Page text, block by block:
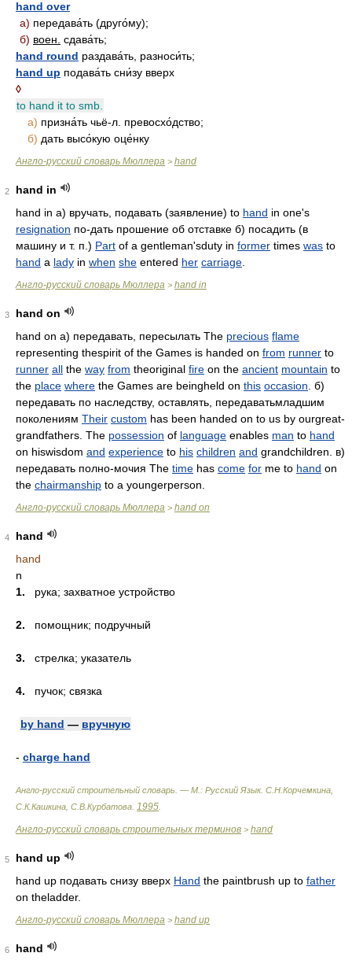
hand over
а) передава́ть (друго́му);
б) воен. сдава́ть;
hand round раздава́ть, разноси́ть;
hand up подава́ть сни́зу вверх
◊
to hand it to smb.
а) призна́ть чьё-л. превосхо́дство;
б) дать высо́кую оце́нку
Англо-русский словарь Мюллера > hand
2
hand in
hand in а) вручать, подавать (заявление) to hand in one's
resignation по-дать прошение об отставке б) посадить (в
машину и т. п.) Part of a gentleman'sduty in former times was to
hand a lady in when she entered her carriage
Англо-русский словарь Мюллера > hand in
3
hand on
hand on а) передавать, пересылать The precious flame
representing thespirit of the Games is handed on from runner to
runner all the way from theoriginal fire on the ancient mountain to
the place where the Games are beingheld on this occasion . б)
передавать по наследству, оставлять, передаватьмладшим
поколениям Their custom has been handed on to us by ourgreat-
grandfathers. The possession of language enables man to hand
on hiswisdom and experience to his children and grandchildren. в)
передавать полно-мочия The time has come for me to hand on
the chairmanship to a youngerperson.
Англо-русский словарь Мюллера > hand on
4
hand
hand
n
1. рука; захватное устройство
2. помощник; подручный
3. стрелка; указатель
4. пучок; связка
by hand — вручную
- charge hand
Англо-русский строительный словарь. — М.: Русский Язык. С.Н.Корчемкина,
С.К.Кашкина, С.В.Курбатова 1995
Англо-русский словарь строительных терминов > hand
5
hand up
hand up подавать снизу вверх Hand the paintbrush up to father
on theladder.
Англо-русский словарь Мюллера > hand up
6
hand